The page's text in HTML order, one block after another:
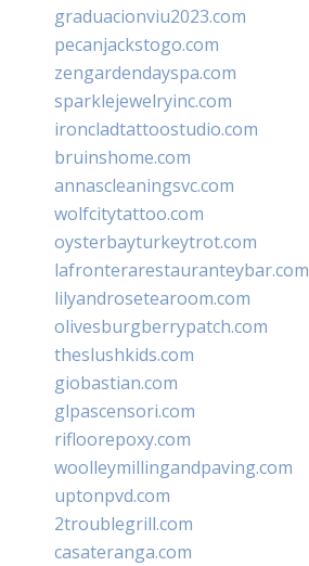
graduacionviu2023.com
pecanjackstogo.com
zengardendayspa.com
sparklejewelryinc.com
ironcladtattoostudio.com
bruinshome.com
annascleaningsvc.com
wolfcitytattoo.com
oysterbayturkeytrot.com
lafronterarestauranteybar.com
lilyandrosetearoom.com
olivesburgberrypatch.com
theslushkids.com
giobastian.com
glpascensori.com
rifloorepoxy.com
woolleymillingandpaving.com
uptonpvd.com
2troublegrill.com
casateranga.com